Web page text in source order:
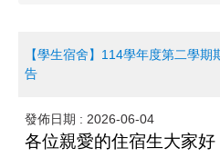
【學生宿舍】114學年度第二學
告
發佈日期 : 2026-06-04
各位親愛的住宿生大家好